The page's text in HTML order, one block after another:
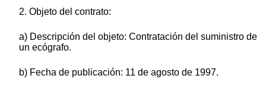
2. Objeto del contrato:
a) Descripción del objeto: Contratación del suministro de
un ecógrafo.
b) Fecha de publicación: 11 de agosto de 1997.